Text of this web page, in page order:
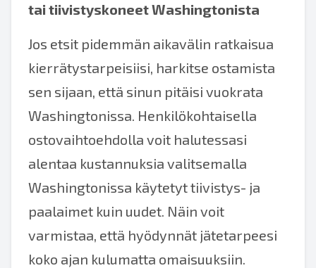
tai tiivistyskoneet Washingtonista
Jos etsit pidemmän aikavälin ratkaisua
kierrätystarpeisiisi, harkitse ostamista
sen sijaan, että sinun pitäisi vuokrata
Washingtonissa. Henkilökohtaisella
ostovaihtoehdolla voit halutessasi
alentaa kustannuksia valitsemalla
Washingtonissa käytetyt tiivistys- ja
paalaimet kuin uudet. Näin voit
varmistaa, että hyödynnät jätetarpeesi
koko ajan kulumatta omaisuuksiin.